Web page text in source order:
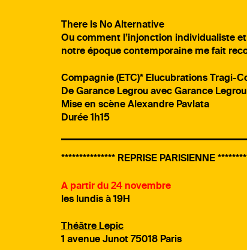
There Is No Alternative
Ou comment l’injonction individualiste
notre époque contemporaine me fait
Compagnie (ETC)* Elucubrations Tragi-
De Garance Legrou avec Garance Legrou
Mise en scène Alexandre Pavlata
Durée 1h15
*************** REPRISE PARISIENNE
A partir du 24 novembre
les lundis à 19H
Théâtre Lepic
1 avenue Junot 75018 Paris